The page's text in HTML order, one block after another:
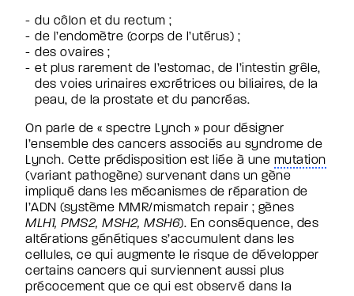
du côlon et du rectum ;
de l’endomètre (corps de l’utérus) ;
des ovaires ;
et plus rarement de l’estomac, de l’intestin grêle,
des voies urinaires excrétrices ou biliaires, de la
peau, de la prostate et du pancréas.
On parle de « spectre Lynch » pour désigner
l’ensemble des cancers associés au syndrome de
Lynch. Cette prédisposition est liée à une mutation
(variant pathogène) survenant dans un gène
impliqué dans les mécanismes de réparation de
l’ADN (système MMR/mismatch repair ; gènes
MLH1, PMS2, MSH2, MSH6). En conséquence, des
altérations génétiques s’accumulent dans les
cellules, ce qui augmente le risque de développer
certains cancers qui surviennent aussi plus
précocement que ce qui est observé dans la